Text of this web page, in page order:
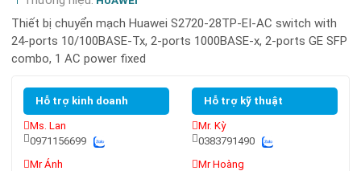
Thiết bị chuyển mạch Huawei S2720-28TP-EI-AC switch with
24-ports 10/100BASE-Tx, 2-ports 1000BASE-x, 2-ports GE SFP
combo, 1 AC power fixed
Hỗ trợ kinh doanh
Ms. Lan
0971156699
Mr Ánh
Hỗ trợ kỹ thuật
Mr. Kỳ
0383791490
Mr Hoàng